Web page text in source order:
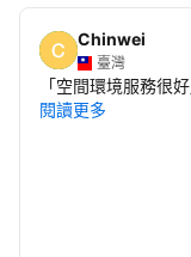
Chinwei
臺灣
「空間環境服務很好
閱讀更多